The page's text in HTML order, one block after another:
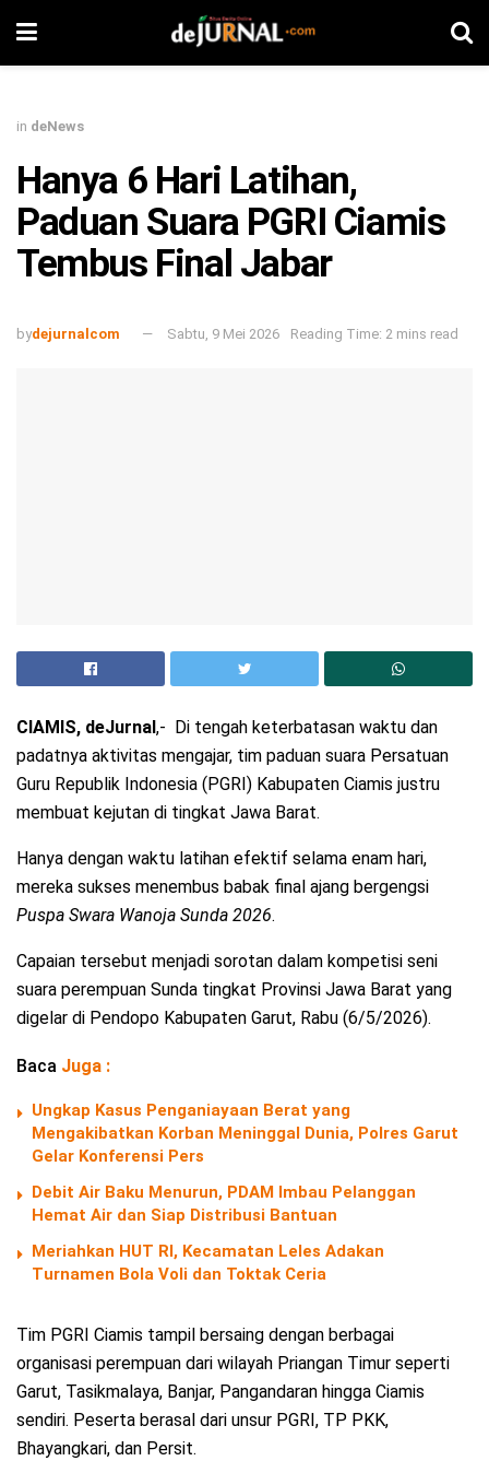
in deNews
Hanya 6 Hari Latihan,
Paduan Suara PGRI Ciamis
Tembus Final Jabar
bydejurnalcom Sabtu, 9 Mei 2026 Reading Time: 2 mins read
CIAMIS, deJurnal ,- Di tengah keterbatasan waktu dan
padatnya aktivitas mengajar, tim paduan suara Persatuan
Guru Republik Indonesia (PGRI) Kabupaten Ciamis justru
membuat kejutan di tingkat Jawa Barat.
Hanya dengan waktu latihan efektif selama enam hari,
mereka sukses menembus babak final ajang bergengsi
Puspa Swara Wanoja Sunda 2026.
Capaian tersebut menjadi sorotan dalam kompetisi seni
suara perempuan Sunda tingkat Provinsi Jawa Barat yang
digelar di Pendopo Kabupaten Garut, Rabu (6/5/2026).
Baca Juga :
Ungkap Kasus Penganiayaan Berat yang
Mengakibatkan Korban Meninggal Dunia, Polres Garut
Gelar Konferensi Pers
Debit Air Baku Menurun, PDAM Imbau Pelanggan
Hemat Air dan Siap Distribusi Bantuan
Meriahkan HUT RI, Kecamatan Leles Adakan
Turnamen Bola Voli dan Toktak Ceria
Tim PGRI Ciamis tampil bersaing dengan berbagai
organisasi perempuan dari wilayah Priangan Timur seperti
Garut, Tasikmalaya, Banjar, Pangandaran hingga Ciamis
sendiri. Peserta berasal dari unsur PGRI, TP PKK,
Bhayangkari, dan Persit.